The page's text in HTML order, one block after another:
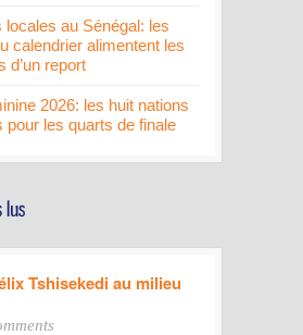
locales au Sénégal: les
calendrier alimentent les
d’un report
2026: les huit nations
pour les quarts de finale
Tshisekedi au milieu